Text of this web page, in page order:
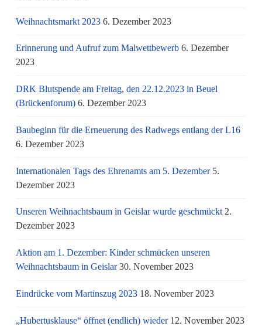
Weihnachtsmarkt 2023 6. Dezember 2023
Erinnerung und Aufruf zum Malwettbewerb 6. Dezember
2023
DRK Blutspende am Freitag, den 22.12.2023 in Beuel
(Brückenforum) 6. Dezember 2023
Baubeginn für die Erneuerung des Radwegs entlang der L16
6. Dezember 2023
Internationalen Tags des Ehrenamts am 5. Dezember 5.
Dezember 2023
Unseren Weihnachtsbaum in Geislar wurde geschmückt 2.
Dezember 2023
Aktion am 1. Dezember: Kinder schmücken unseren
Weihnachtsbaum in Geislar 30. November 2023
Eindrücke vom Martinszug 2023 18. November 2023
„Hubertusklause“ öffnet (endlich) wieder 12. November 2023